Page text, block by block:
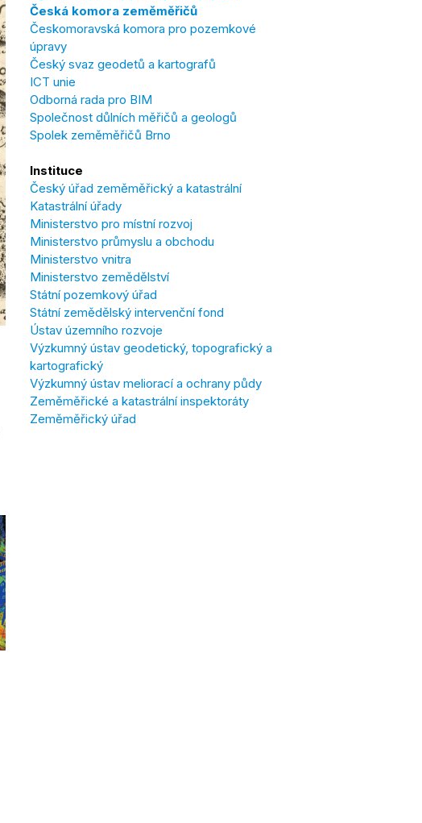
Česká komora zeměměřičů
Českomoravská komora pro pozemkové
úpravy
Český svaz geodetů a kartografů
ICT unie
Odborná rada pro BIM
Společnost důlních měřičů a geologů
Spolek zeměměřičů Brno
Instituce
Český úřad zeměměřický a katastrální
Katastrální úřady
Ministerstvo pro místní rozvoj
Ministerstvo průmyslu a obchodu
Ministerstvo vnitra
Ministerstvo zemědělství
Státní pozemkový úřad
Státní zemědělský intervenční fond
Ústav územního rozvoje
Výzkumný ústav geodetický, topografický a
kartografický
Výzkumný ústav meliorací a ochrany půdy
Zeměměřické a katastrální inspektoráty
Zeměměřický úřad